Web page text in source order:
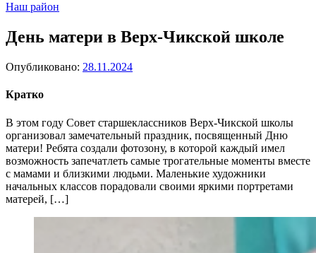
Наш район
День матери в Верх-Чикской школе
Опубликовано: 28.11.2024
Кратко
В этом году Совет старшеклассников Верх-Чикской школы
организовал замечательный праздник, посвященный Дню
матери! Ребята создали фотозону, в которой каждый имел
возможность запечатлеть самые трогательные моменты вместе
с мамами и близкими людьми. Маленькие художники
начальных классов порадовали своими яркими портретами
матерей, […]